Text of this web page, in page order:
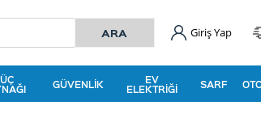
Giriş Yap
GÜVENLIK EV
ELEKTRIĞI SARF